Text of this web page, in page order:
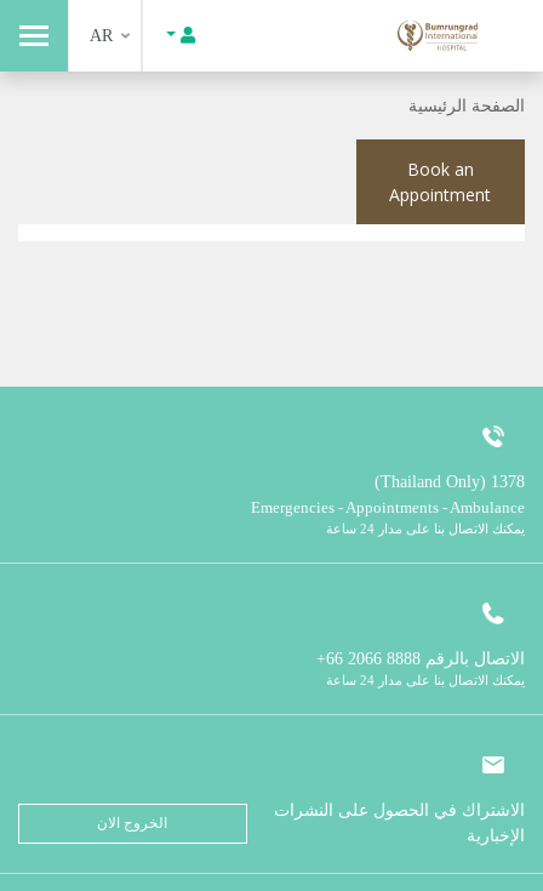
AR
الصفحة الرئيسية
Book an
Appointment
1378 (Thailand Only)
Emergencies - Appointments - Ambulance
يمكنك الاتصال بنا على مدار 24 ساعة
الاتصال بالرقم
يمكنك الاتصال بنا على مدار 24 ساعة
الاشتراك في الحصول على النشرات
الإخبارية
الخروج الان